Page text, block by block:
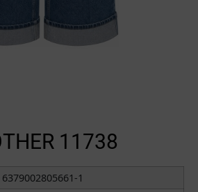
11738
6379002805661-1